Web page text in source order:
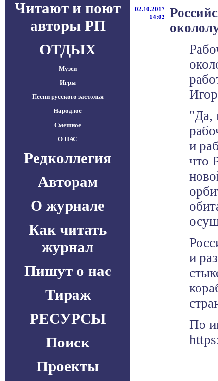
Читают и поют
авторы РП
ОТДЫХ
Музеи
Игры
Песни русского застолья
Народное
Смешное
О НАС
Редколлегия
Авторам
О журнале
Как читать
журнал
Пишут о нас
Тираж
РЕСУРСЫ
Поиск
Проекты
02.10.2017
14:02
"Да,
и
что
и
По